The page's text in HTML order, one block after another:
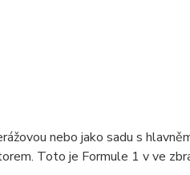
nebo jako sadu s
Toto je Formule 1 v ve